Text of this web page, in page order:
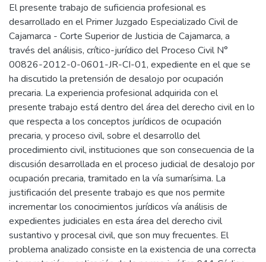
El presente trabajo de suficiencia profesional es
desarrollado en el Primer Juzgado Especializado Civil de
Cajamarca - Corte Superior de Justicia de Cajamarca, a
través del análisis, crítico-jurídico del Proceso Civil N°
00826-2012-0-0601-JR-CI-01, expediente en el que se
ha discutido la pretensión de desalojo por ocupación
precaria. La experiencia profesional adquirida con el
presente trabajo está dentro del área del derecho civil en lo
que respecta a los conceptos jurídicos de ocupación
precaria, y proceso civil, sobre el desarrollo del
procedimiento civil, instituciones que son consecuencia de la
discusión desarrollada en el proceso judicial de desalojo por
ocupación precaria, tramitado en la vía sumarísima. La
justificación del presente trabajo es que nos permite
incrementar los conocimientos jurídicos vía análisis de
expedientes judiciales en esta área del derecho civil
sustantivo y procesal civil, que son muy frecuentes. El
problema analizado consiste en la existencia de una correcta